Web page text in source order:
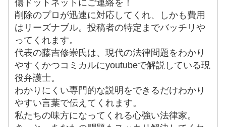
傷ドットネットにご連絡を！
削除のプロが迅速に対応してくれ、しかも費用
はリーズナブル。投稿者の特定までバッチリや
ってくれます。
代表の藤吉修崇氏は、現代の法律問題をわかり
やすくかつコミカルにyoutubeで解説している現
役弁護士。
わかりにくい専門的な説明をできるだけわかり
やすい言葉で伝えてくれます。
私たちの味方になってくれる心強い法律家。